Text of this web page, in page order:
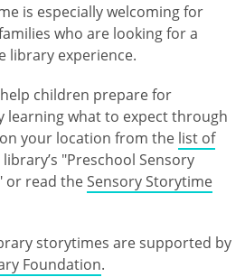
is especially welcoming for
who are looking for a
library experience.
children prepare for
learning what to expect through
your location from the list of
"Preschool Sensory
or read theSensory Storytime
storytimes are supported by
Foundation.